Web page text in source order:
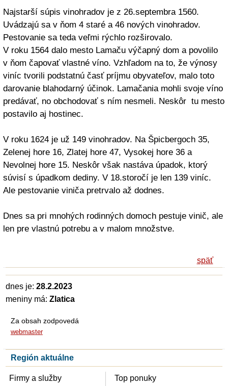
Najstarší súpis vinohradov je z 26.septembra 1560.
Uvádzajú sa v ňom 4 staré a 46 nových vinohradov.
Pestovanie sa teda veľmi rýchlo rozširovalo.
V roku 1564 dalo mesto Lamaču výčapný dom a povolilo
v ňom čapovať vlastné víno. Vzhľadom na to, že výnosy
viníc tvorili podstatnú časť príjmu obyvateľov, malo toto
darovanie blahodarný účinok. Lamačania mohli svoje víno
predávať, no obchodovať s ním nesmeli. Neskôr tu mesto
postavilo aj hostinec.
V roku 1624 je už 149 vinohradov. Na Špicbergoch 35,
Zelenej hore 16, Zlatej hore 47, Vysokej hore 36 a
Nevolnej hore 15. Neskôr však nastáva úpadok, ktorý
súvisí s úpadkom dediny. V 18.storočí je len 139 viníc.
Ale pestovanie viniča pretrvalo až dodnes.
Dnes sa pri mnohých rodinných domoch pestuje vinič, ale
len pre vlastnú potrebu a v malom množstve.
späť
dnes je: 28.2.2023
meniny má: Zlatica
Za obsah zodpovedá
webmaster
Región aktuálne
Firmy a služby
Top ponuky